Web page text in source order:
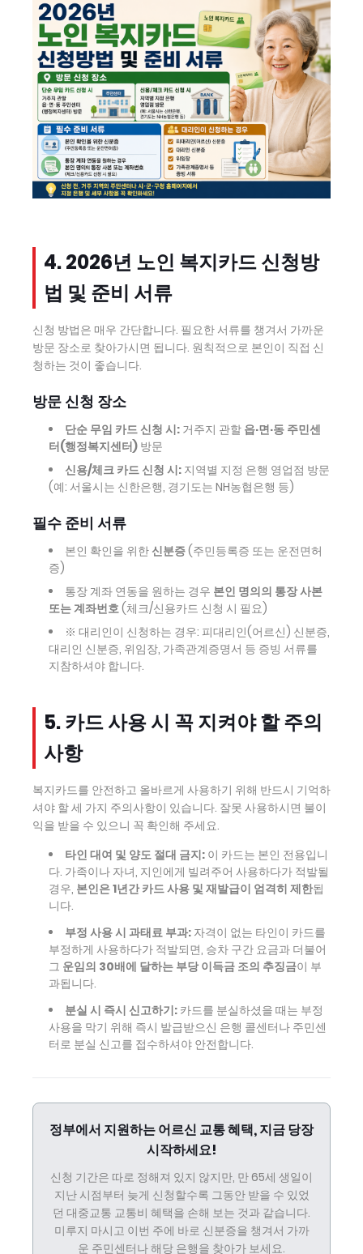
4. 2026년 노인 복지카드 신청방
법 및 준비 서류
신청 방법은 매우 간단합니다. 필요한 서류를 챙겨서 가까운
방문 장소로 찾아가시면 됩니다. 원칙적으로 본인이 직접 신
청하는 것이 좋습니다.
방문 신청 장소
단순 무임 카드 신청 시: 거주지 관할 읍·면·동 주민센
터(행정복지센터) 방문
신용/체크 카드 신청 시: 지역별 지정 은행 영업점 방문
(예: 서울시는 신한은행, 경기도는 NH농협은행 등)
필수 준비 서류
본인 확인을 위한 신분증(주민등록증 또는 운전면허
증)
통장 계좌 연동을 원하는 경우 본인 명의의 통장 사본
또는 계좌번호(체크/신용카드 신청 시 필요)
※ 대리인이 신청하는 경우: 피대리인(어르신) 신분증,
대리인 신분증, 위임장, 가족관계증명서 등 증빙 서류를
지참하셔야 합니다.
5. 카드 사용 시 꼭 지켜야 할 주의
사항
복지카드를 안전하고 올바르게 사용하기 위해 반드시 기억하
셔야 할 세 가지 주의사항이 있습니다. 잘못 사용하시면 불이
익을 받을 수 있으니 꼭 확인해 주세요.
타인 대여 및 양도 절대 금지: 이 카드는 본인 전용입니
다. 가족이나 자녀, 지인에게 빌려주어 사용하다가 적발될
경우, 본인은 1년간 카드 사용 및 재발급이 엄격히 제한됩
니다.
부정 사용 시 과태료 부과: 자격이 없는 타인이 카드를
부정하게 사용하다가 적발되면, 승차 구간 요금과 더불어
그 운임의 30배에 달하는 부당 이득금 조의 추징금이 부
과됩니다.
분실 시 즉시 신고하기: 카드를 분실하셨을 때는 부정
사용을 막기 위해 즉시 발급받으신 은행 콜센터나 주민센
터로 분실 신고를 접수하셔야 안전합니다.
정부에서 지원하는 어르신 교통 혜택, 지금 당장
시작하세요!
신청 기간은 따로 정해져 있지 않지만, 만 65세 생일이
지난 시점부터 늦게 신청할수록 그동안 받을 수 있었
던 대중교통 교통비 혜택을 손해 보는 것과 같습니다.
미루지 마시고 이번 주에 바로 신분증을 챙겨서 가까
운 주민센터나 해당 은행을 찾아가 보세요.